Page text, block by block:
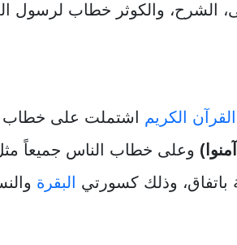
والكوثر خطاب لرسول
القرآن الكريم اشتملت على خطاب
وعلى خطاب الناس جميعاً
باتفاق، وذلك كسورتي البقرة